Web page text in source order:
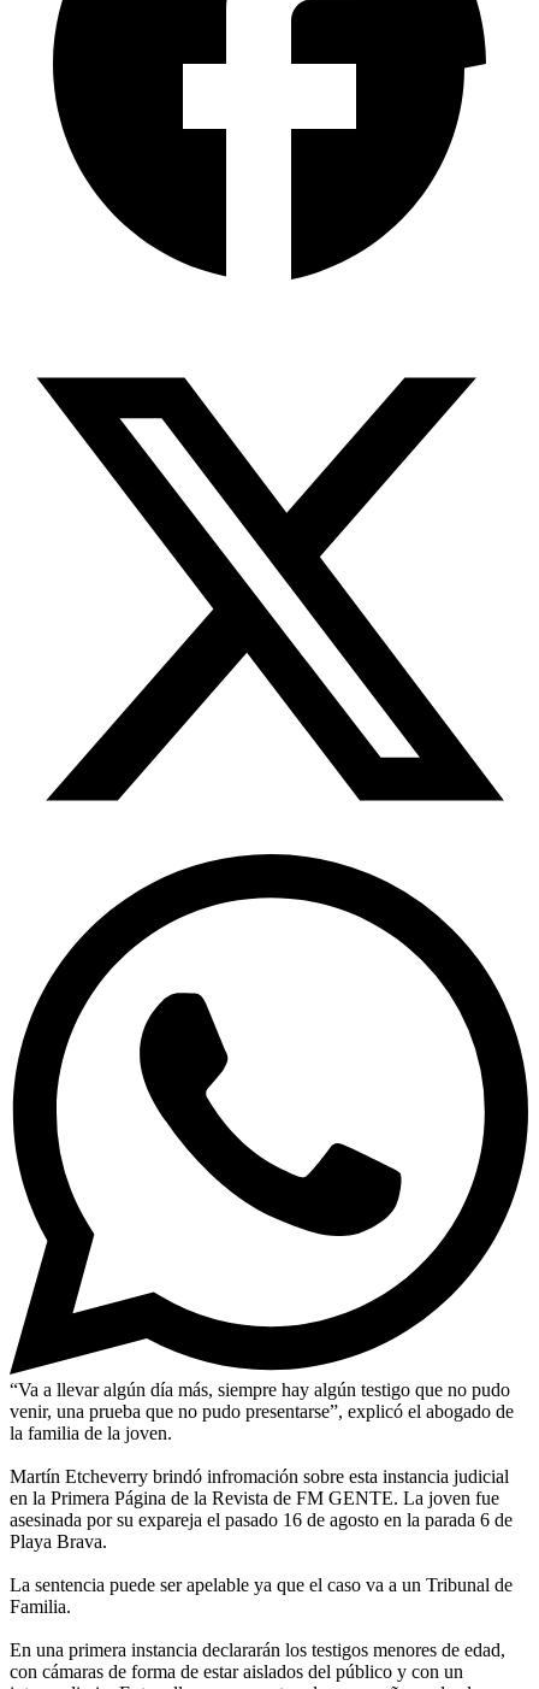
“Va a llevar algún día más, siempre hay algún testigo que no pudo
venir, una prueba que no pudo presentarse”, explicó el abogado de
la familia de la joven.
Martín Etcheverry brindó infromación sobre esta instancia judicial
en la Primera Página de la Revista de FM GENTE. La joven fue
asesinada por su expareja el pasado 16 de agosto en la parada 6 de
Playa Brava.
La sentencia puede ser apelable ya que el caso va a un Tribunal de
Familia.
En una primera instancia declararán los testigos menores de edad,
con cámaras de forma de estar aislados del público y con un